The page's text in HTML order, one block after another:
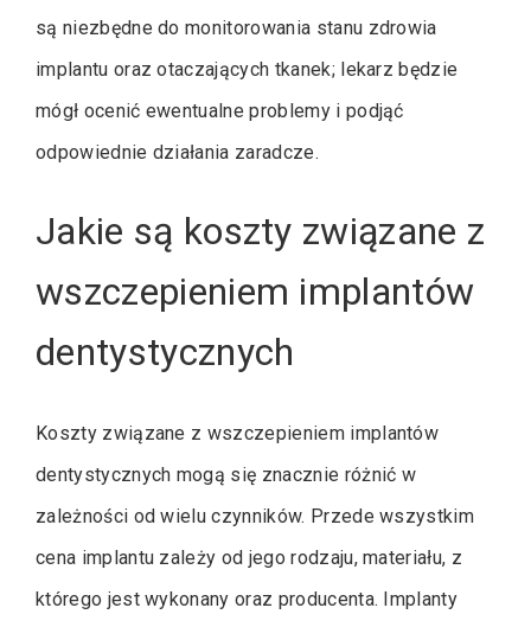
są niezbędne do monitorowania stanu zdrowia
implantu oraz otaczających tkanek; lekarz będzie
mógł ocenić ewentualne problemy i podjąć
odpowiednie działania zaradcze.
Jakie są koszty związane z
wszczepieniem implantów
dentystycznych
Koszty związane z wszczepieniem implantów
dentystycznych mogą się znacznie różnić w
zależności od wielu czynników. Przede wszystkim
cena implantu zależy od jego rodzaju, materiału, z
którego jest wykonany oraz producenta. Implanty